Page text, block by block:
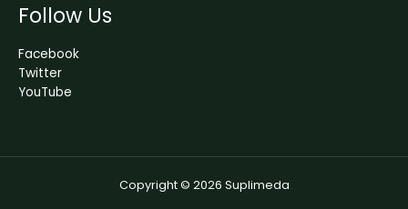
Follow Us
Facebook
Twitter
YouTube
Copyright © 2026 Suplimeda